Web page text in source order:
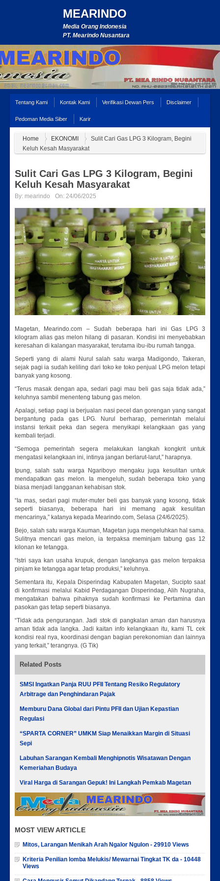
MEARINDO
Media Orang Indonesia
PT. Mearindo Nusantara
Tentang Kami Kontak Kami Verifikasi Dewan Pers Disclaimer
Pedoman Media Siber Karir
Home EKONOMI
Sulit Cari Gas LPG 3 Kilogram, Begini
Keluh Kesah Masyarakat
Sulit Cari Gas LPG 3 Kilogram, Begini
Keluh Kesah Masyarakat
By: mearindo On: 24/06/2025
Magetan, Mearindo.com – Sudah beberapa hari ini Gas LPG 3
kilogram alias gas melon hilang di pasaran. Kondisi ini menyebabkan
keresahan di kalangan masyarakat, terutama ibu-ibu rumah tangga.
Seperti yang di alami Nurul salah satu warga Madigondo, Takeran,
sejak pagi ia sudah keliling dari toko ke toko penjual LPG melon tetapi
banyak yang kosong.
“Terus masak dengan apa, sedari pagi mau beli gas saja tidak ada,”
keluhnya sambil menenteng tabung gas melon.
Apalagi, setiap pagi ia berjualan nasi pecel dan gorengan yang sangat
bergantung pada gas LPG. Nurul berharap, pemerintah melalui
instansi terkait peka dan segera menyikapi kelangkaan gas yang
kembali terjadi.
“Semoga pemerintah segera melakukan langkah kongkrit untuk
mengatasi kelangkaan ini, intinya jangan berlarut-larut,” harapnya.
Ipung, salah satu warga Ngariboyo mengaku juga kesulitan untuk
mendapatkan gas melon. Ia mengeluh, sudah beberapa toko yang
biasa menjadi langganan kehabisan stok.
“Ia mas, sedari pagi muter-muter beli gas banyak yang kosong, tidak
seperti biasanya, beberapa hari ini memang agak kesulitan
mencarinya,” katanya kepada Mearindo.com, Selasa (24/6/2025).
Bejo, salah satu warga Kauman, Magetan juga mengeluhkan hal sama.
Sulitnya mencari gas melon, ia terpaksa meminjam tabung gas 12
kilonan ke tetangga.
“Istri saya kan usaha krupuk, dengan langkanya gas melon terpaksa
pinjam ke tetangga agar tetap produksi,” keluhnya.
Sementara itu, Kepala Disperindag Kabupaten Magetan, Sucipto saat
di konfirmasi melalui Kabid Perdagangan Disperindag, Alih Nugraha,
mengatakan bahwa pihaknya sudah konfirmasi ke Pertamina dan
pasokan gas tetap seperti biasanya.
“Tidak ada pengurangan. Jadi stok di pangkalan aman dan harusnya
aman tidak ada langka. Jadi kaitan info kelangkaan itu, kami TL cek
kondisi real nya, koordinasi dengan bagian perekonomian dan lainnya
yang terkait,” terangnya. (G Tik)
Related Posts
SMSI Ingatkan Panja RUU PFII Tentang Resiko Regulatory
Arbitrage dan Penghindaran Pajak
Memburu Dana Global dari Pintu PFII dan Ujian Kepastian
Regulasi
“SPARTA CORNER” UMKM Siap Menaikkan Margin di Situasi
Sepi
Labuhan Sarangan Kembali Menghipnotis Wisatawan Dengan
Kemeriahan Budaya
Viral Harga di Sarangan Gepuk! Ini Langkah Pemkab Magetan
MOST VIEW ARTICLE
Mitos, Larangan Menikah Arah Ngalor Ngulon - 29910 Views
Kriteria Penilian lomba Melukis/ Mewarnai Tingkat TK da - 10448
Views